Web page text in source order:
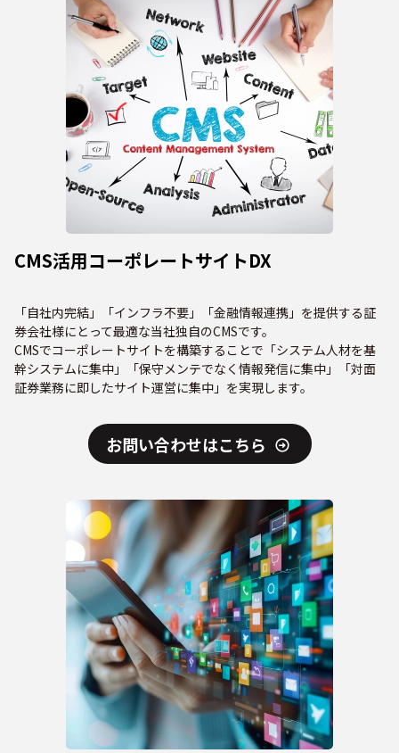
CMS活用コーポレートサイトDX
「自社内完結」「インフラ不要」「金融情報連携」を提供する証
券会社様にとって最適な当社独自のCMSです。
CMSでコーポレートサイトを構築することで「システム人材を基
幹システムに集中」「保守メンテでなく情報発信に集中」「対面
証券業務に即したサイト運営に集中」を実現します。
お問い合わせはこちら